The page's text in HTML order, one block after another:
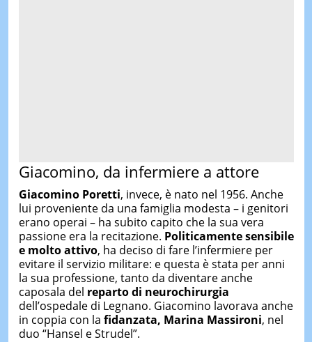
Giacomino, da infermiere a attore
Giacomino Poretti, invece, è nato nel 1956. Anche
lui proveniente da una famiglia modesta – i genitori
erano operai – ha subito capito che la sua vera
passione era la recitazione. Politicamente sensibile
e molto attivo, ha deciso di fare l’infermiere per
evitare il servizio militare: e questa è stata per anni
la sua professione, tanto da diventare anche
caposala del reparto di neurochirurgia
dell’ospedale di Legnano. Giacomino lavorava anche
in coppia con la fidanzata, Marina Massironi, nel
duo “Hansel e Strudel”.